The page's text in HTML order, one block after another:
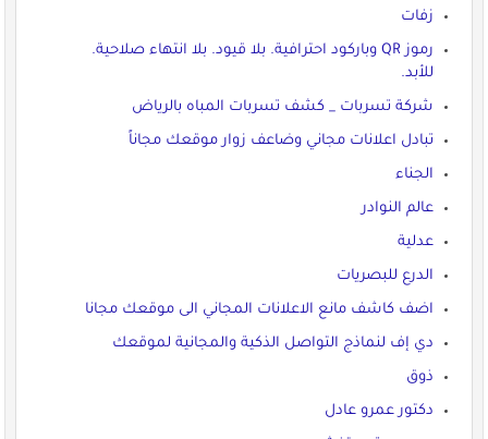
زفات
رموز QR وباركود احترافية. بلا قيود. بلا انتهاء صلاحية.
للأبد.
شركة تسربات _ كشف تسربات المباه بالرياض
تبادل اعلانات مجاني وضاعف زوار موقعك مجاناً
الجناء
عالم النوادر
عدلية
الدرع للبصريات
اضف كاشف مانع الاعلانات المجاني الى موقعك مجانا
دي إف لنماذج التواصل الذكية والمجانية لموقعك
ذوق
دكتور عمرو عادل